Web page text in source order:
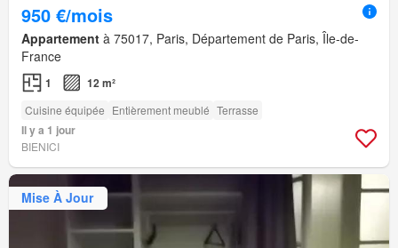
950 €/mois
Appartement à 75017, Paris, Département de Paris, Île-de-
France
1 12 m²
Cuisine équipée Entièrement meublé Terrasse
Il y a 1 jour
BIENICI
Mise À Jour